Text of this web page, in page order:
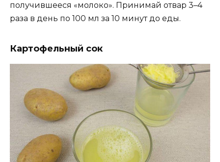
получившееся «молоко». Принимай отвар 3–4
раза в день по 100 мл за 10 минут до еды.
Картофельный сок